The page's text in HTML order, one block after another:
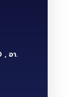
, อา.